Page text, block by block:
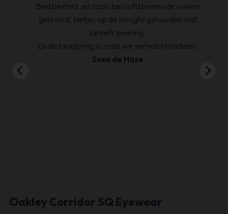
Bed besteld ,en zoals beloofd binnen de weken
geleverd. Netjes op de hoogte gehouden wat
betreft levering.
En de boxspring is zoals we verwacht hadden.
Sven de Haze
Oakley Corridor SQ Eyewear